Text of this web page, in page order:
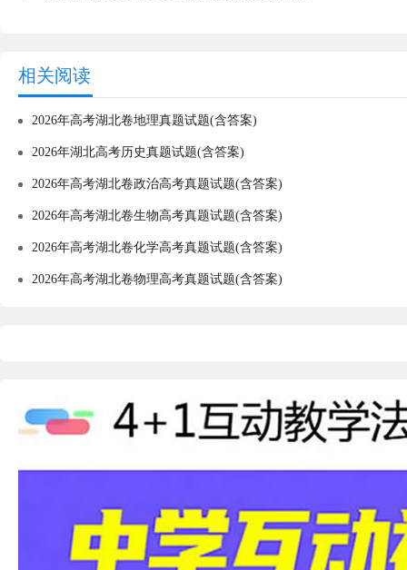
相关阅读
2026年高考湖北卷地理真题试题(含答案)
2026年湖北高考历史真题试题(含答案)
2026年高考湖北卷政治高考真题试题(含答案)
2026年高考湖北卷生物高考真题试题(含答案)
2026年高考湖北卷化学高考真题试题(含答案)
2026年高考湖北卷物理高考真题试题(含答案)